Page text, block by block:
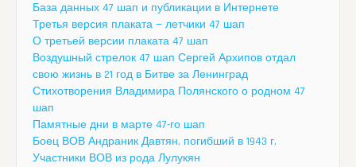
База данных 47 шап и публикации в Интернете
Третья версия плаката — летчики 47 шап
О третьей версии плаката 47 шап
Воздушный стрелок 47 шап Сергей Архипов отдал
свою жизнь в 21 год в Битве за Ленинград
Стихотворения Владимира Полянского о родном 47
шап
Памятные дни в марте 47-го шап
Боец ВОВ Андраник Давтян, погибший в 1943 г.
Участники ВОВ из рода Лулукян